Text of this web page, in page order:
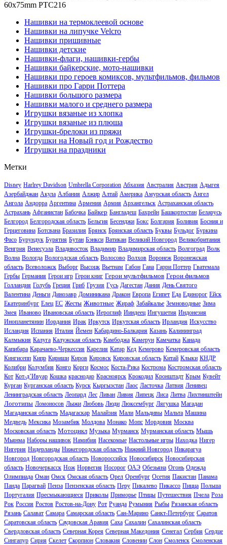
60x75mm PTC216
Нашивки на термоклеевой основе
Нашивки на липучке Velcro
Нашивки пришивные
Нашивки детские
Нашивки-флаги, нашивки-гербы
Нашивки байкерские, мото-нашивки
Нашивки про героев комиксов, мультфильмов, фильмов
Нашивки про Гарри Поттера
Нашивки большого размера
Нашивки малого и среднего размера
Игрушки вязаные из хлопка
Игрушки вязаные из плюша
Игрушки-брелоки из пряжи
Игрушки на Новый год и Рождество
Игрушки на праздники
Метки
Disney Harlrey Davidson Umbrella Corporation Абхазия Австралия Австрия Адыгея
Азербайджан Акула Албания Алжир Алтай Америка Амурская область Ангел
Ангола Андорра Аргентина Армения Армия Архангельск Астраханская область
Астрахань Афганистан Бабочка Байкер Бангладеш Бахрейн Башкортостан Беларусь
Белгород Белгородская область Бельгия Бесенджи Бокс Болгария Боливия Босния и
Герцеговина Ботсвана Бразилия Брянск Брянская область Буквы Бульдог Буркина
Фасо Бурундук Бурятия Бутан Бэнкси Ватикан Великий Новгород Великобритания
Венгрия Венесуэла Владивосток Владимир Владимирская область Волгоград Волк
Волна Вологда Вологодская область Волосово Волхов Воронеж Воронежская
область Всеволожск Выборг Высоцк Вьетнам Габон Гана Гарри Поттер Гватемала
Гербы Германия Герои игр Герои книг Герои мультфильмов Герои фильмов
Голландия Голубь Греция Гриб Грузия Гусь Дагестан Дания День Святого
Валентина Деньги Динозавр Доминикана Дракон Европа Египет Еда Единорог Ейск
Екатеринбург Елец ЕС Жесты Животные Жираф Забайкалье Земноводные Зима
Змея Иваново Ивановская область Иероглиф Ииндеец Ингушетия Индонезия
Инопланетянин Иордания Ирак Иркутск Иркутская область Ирландия Искусство
Исландия Испания Италия Йемен Кабардино-Балкария Казань Калининград
Калмыкия Калуга Калужская область Камбоджа Камерун Камчатка Канада
Капибара Карачаево-Черкессия Карелия Катар Кед Кемерово Кемеровская область
Кингисепп Кипр Кириши Киров Кировск Кировская область Китай Клыки КНДР
Колибри Колумбия Конго Корги Космос Коста-Рика Кострома Костромская область
Кот Кот-д’Ивуар Кошка краснодар Красноярск Крокодил Кронштадт Крым Кувейт
Курган Курганская область Курск Кыргызстан Лаос Ласточка Латвия Ленивец
Ленинградская область Леопард Лес Ливан Ливия Липецк Лиса Литва Лихтинштейн
Логотипы Ломоносов Лыжи Любовь Люди Люксембург Лягушка Магадан
Магаданская область Мадагаскар Малайзия Мали Мальдивы Мальта Машина
Медведь Мексика Мозамбик Молдова Монако Мопс Мордовия Москва
Московская область Мотоцикл Музыка Мурманск Мурманская область Мышь
Мьянма Наборы нашивок Намибия Насекомые Настольные игры Находка Нигер
Нигерия Нидерланды Нижегородская область Нижний Новгород Никарагуа
Новгород Новгородская область Новороссийск Новосибирск Новосибирская
область Новочеркасск Нож Норвегия Носорог ОАЭ Обезьяна Огонь Одежда
Олимпиада Оман Омск Омская область Орел Оренбург Осетия Пакистан Панама
Панда Парагвай Пенза Пензенская область Перу Пикалево Пикассо Пицца Польша
Португалия Пресмыкающиеся Приколы Приморье Птицы Путешествия Пчела Роза
Рок Россия Ростов Ростов-на-Дону Рот Руанда Румыния Рыбы Рязанская область
Рязань Салават Самара Самарская область Сан-Марино Санкт-Петербург Саратов
Саратовская область Саудовская Аравия Саха Сахалин Сахалинская область
Свердловская область Северная Корея Северная Македония Сенегал Сербия Сердце
Сингапур Сирия Скелет Скорпион Словакия Словении Слон Смоленск Смоленская